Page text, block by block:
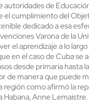
autoridades de
el cumplimiento del
dedicado a esa
Varona de la
el aprendizaje a lo largo
en el caso de Cuba se
desde primaria hasta
de manera que puede
región como afirmó la
Habana, Anne Lemaistre.